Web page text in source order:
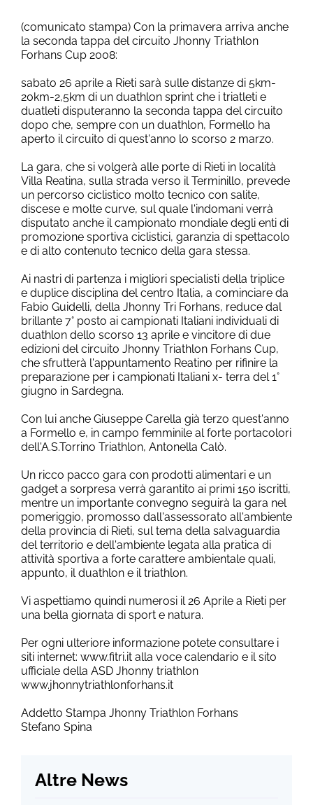
(comunicato stampa) Con la primavera arriva anche
la seconda tappa del circuito Jhonny Triathlon
Forhans Cup 2008:
sabato 26 aprile a Rieti sarà sulle distanze di 5km-
20km-2,5km di un duathlon sprint che i triatleti e
duatleti disputeranno la seconda tappa del circuito
dopo che, sempre con un duathlon, Formello ha
aperto il circuito di quest'anno lo scorso 2 marzo.
La gara, che si volgerà alle porte di Rieti in località
Villa Reatina, sulla strada verso il Terminillo, prevede
un percorso ciclistico molto tecnico con salite,
discese e molte curve, sul quale l'indomani verrà
disputato anche il campionato mondiale degli enti di
promozione sportiva ciclistici, garanzia di spettacolo
e di alto contenuto tecnico della gara stessa.
Ai nastri di partenza i migliori specialisti della triplice
e duplice disciplina del centro Italia, a cominciare da
Fabio Guidelli, della Jhonny Tri Forhans, reduce dal
brillante 7° posto ai campionati Italiani individuali di
duathlon dello scorso 13 aprile e vincitore di due
edizioni del circuito Jhonny Triathlon Forhans Cup,
che sfrutterà l'appuntamento Reatino per rifinire la
preparazione per i campionati Italiani x- terra del 1°
giugno in Sardegna.
Con lui anche Giuseppe Carella già terzo quest'anno
a Formello e, in campo femminile al forte portacolori
dell'A.S.Torrino Triathlon, Antonella Calò.
Un ricco pacco gara con prodotti alimentari e un
gadget a sorpresa verrà garantito ai primi 150 iscritti,
mentre un importante convegno seguirà la gara nel
pomeriggio, promosso dall'assessorato all'ambiente
della provincia di Rieti, sul tema della salvaguardia
del territorio e dell'ambiente legata alla pratica di
attività sportiva a forte carattere ambientale quali,
appunto, il duathlon e il triathlon.
Vi aspettiamo quindi numerosi il 26 Aprile a Rieti per
una bella giornata di sport e natura.
Per ogni ulteriore informazione potete consultare i
siti internet: www.fitri.it alla voce calendario e il sito
ufficiale della ASD Jhonny triathlon
www.jhonnytriathlonforhans.it
Addetto Stampa Jhonny Triathlon Forhans
Stefano Spina
Altre News